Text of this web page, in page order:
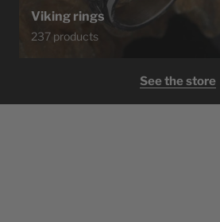
Viking rings
237 products
See the store